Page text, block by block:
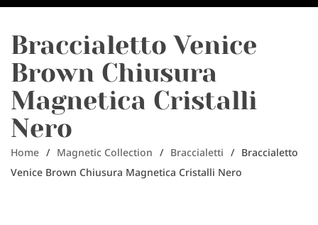
Braccialetto Venice
Brown Chiusura
Magnetica Cristalli
Nero
Home / Magnetic Collection / Braccialetti / Braccialetto
Venice Brown Chiusura Magnetica Cristalli Nero